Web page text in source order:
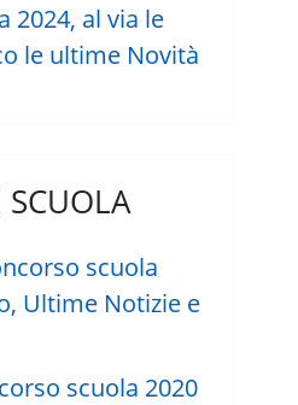
2024, al via le
le ultime Novità
SCUOLA
scuola 2020